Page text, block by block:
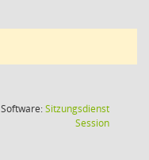
Software:Sitzungsdienst
Session(Wird in